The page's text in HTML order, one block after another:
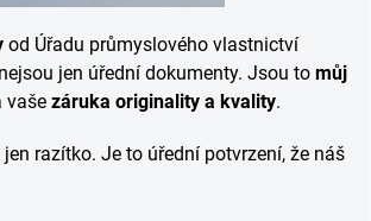
od Úřadu průmyslového vlastnictví
jen úřední dokumenty. Jsou to můj
vaše záruka originality a kvality.
razítko. Je to úřední potvrzení, že náš